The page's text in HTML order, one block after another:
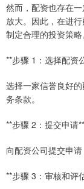
然而，配资也存在
放大。因此，在进
制定合理的投资策略。
**步骤 1：选择配资
选择一家信誉良好
务条款。
**步骤 2：提交申请**
向配资公司提交申
**步骤 3：审核和评